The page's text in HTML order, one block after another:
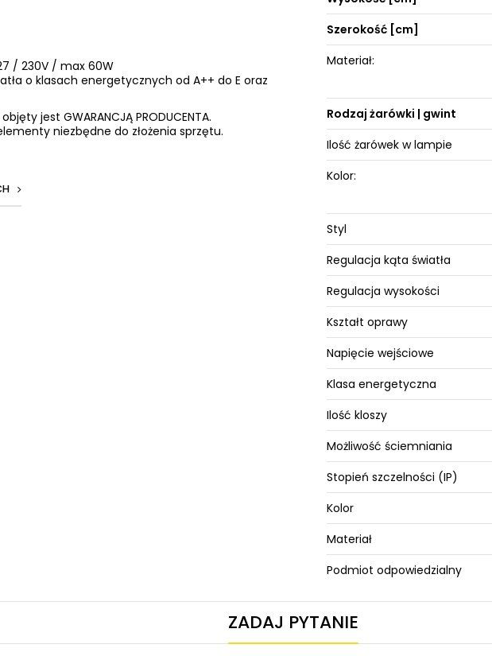
/ 230V / max 60W
o klasach energetycznych od A++ do E oraz
jest GWARANCJĄ PRODUCENTA.
niezbędne do złożenia sprzętu.
Szerokość [cm]
Materiał:
Rodzaj żarówki | gwint
Ilość żarówek w lampie
Kolor:
Styl
Regulacja kąta światła
Regulacja wysokości
Kształt oprawy
Napięcie wejściowe
Klasa energetyczna
Ilość kloszy
Możliwość ściemniania
Stopień szczelności (IP)
Kolor
Materiał
Podmiot odpowiedzialny
ZADAJ PYTANIE